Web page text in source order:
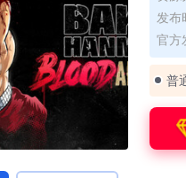
发布
官方
普